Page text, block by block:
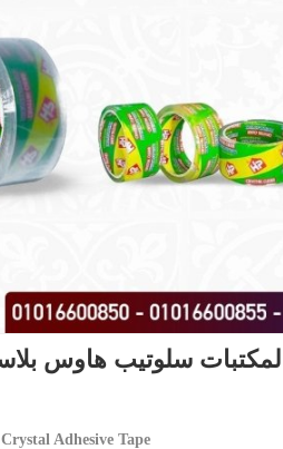
سلوتيب كريستال Crystal Adhesive Tape